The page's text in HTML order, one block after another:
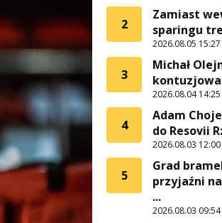
2
Zamiast
sparingu
2026.08.05 15:27
3
Michał
2026.08.04 14:25
4
Adam
do Resovii
2026.08.03 12:00
5
Grad
przyjaźni
...
2026.08.03 09:54